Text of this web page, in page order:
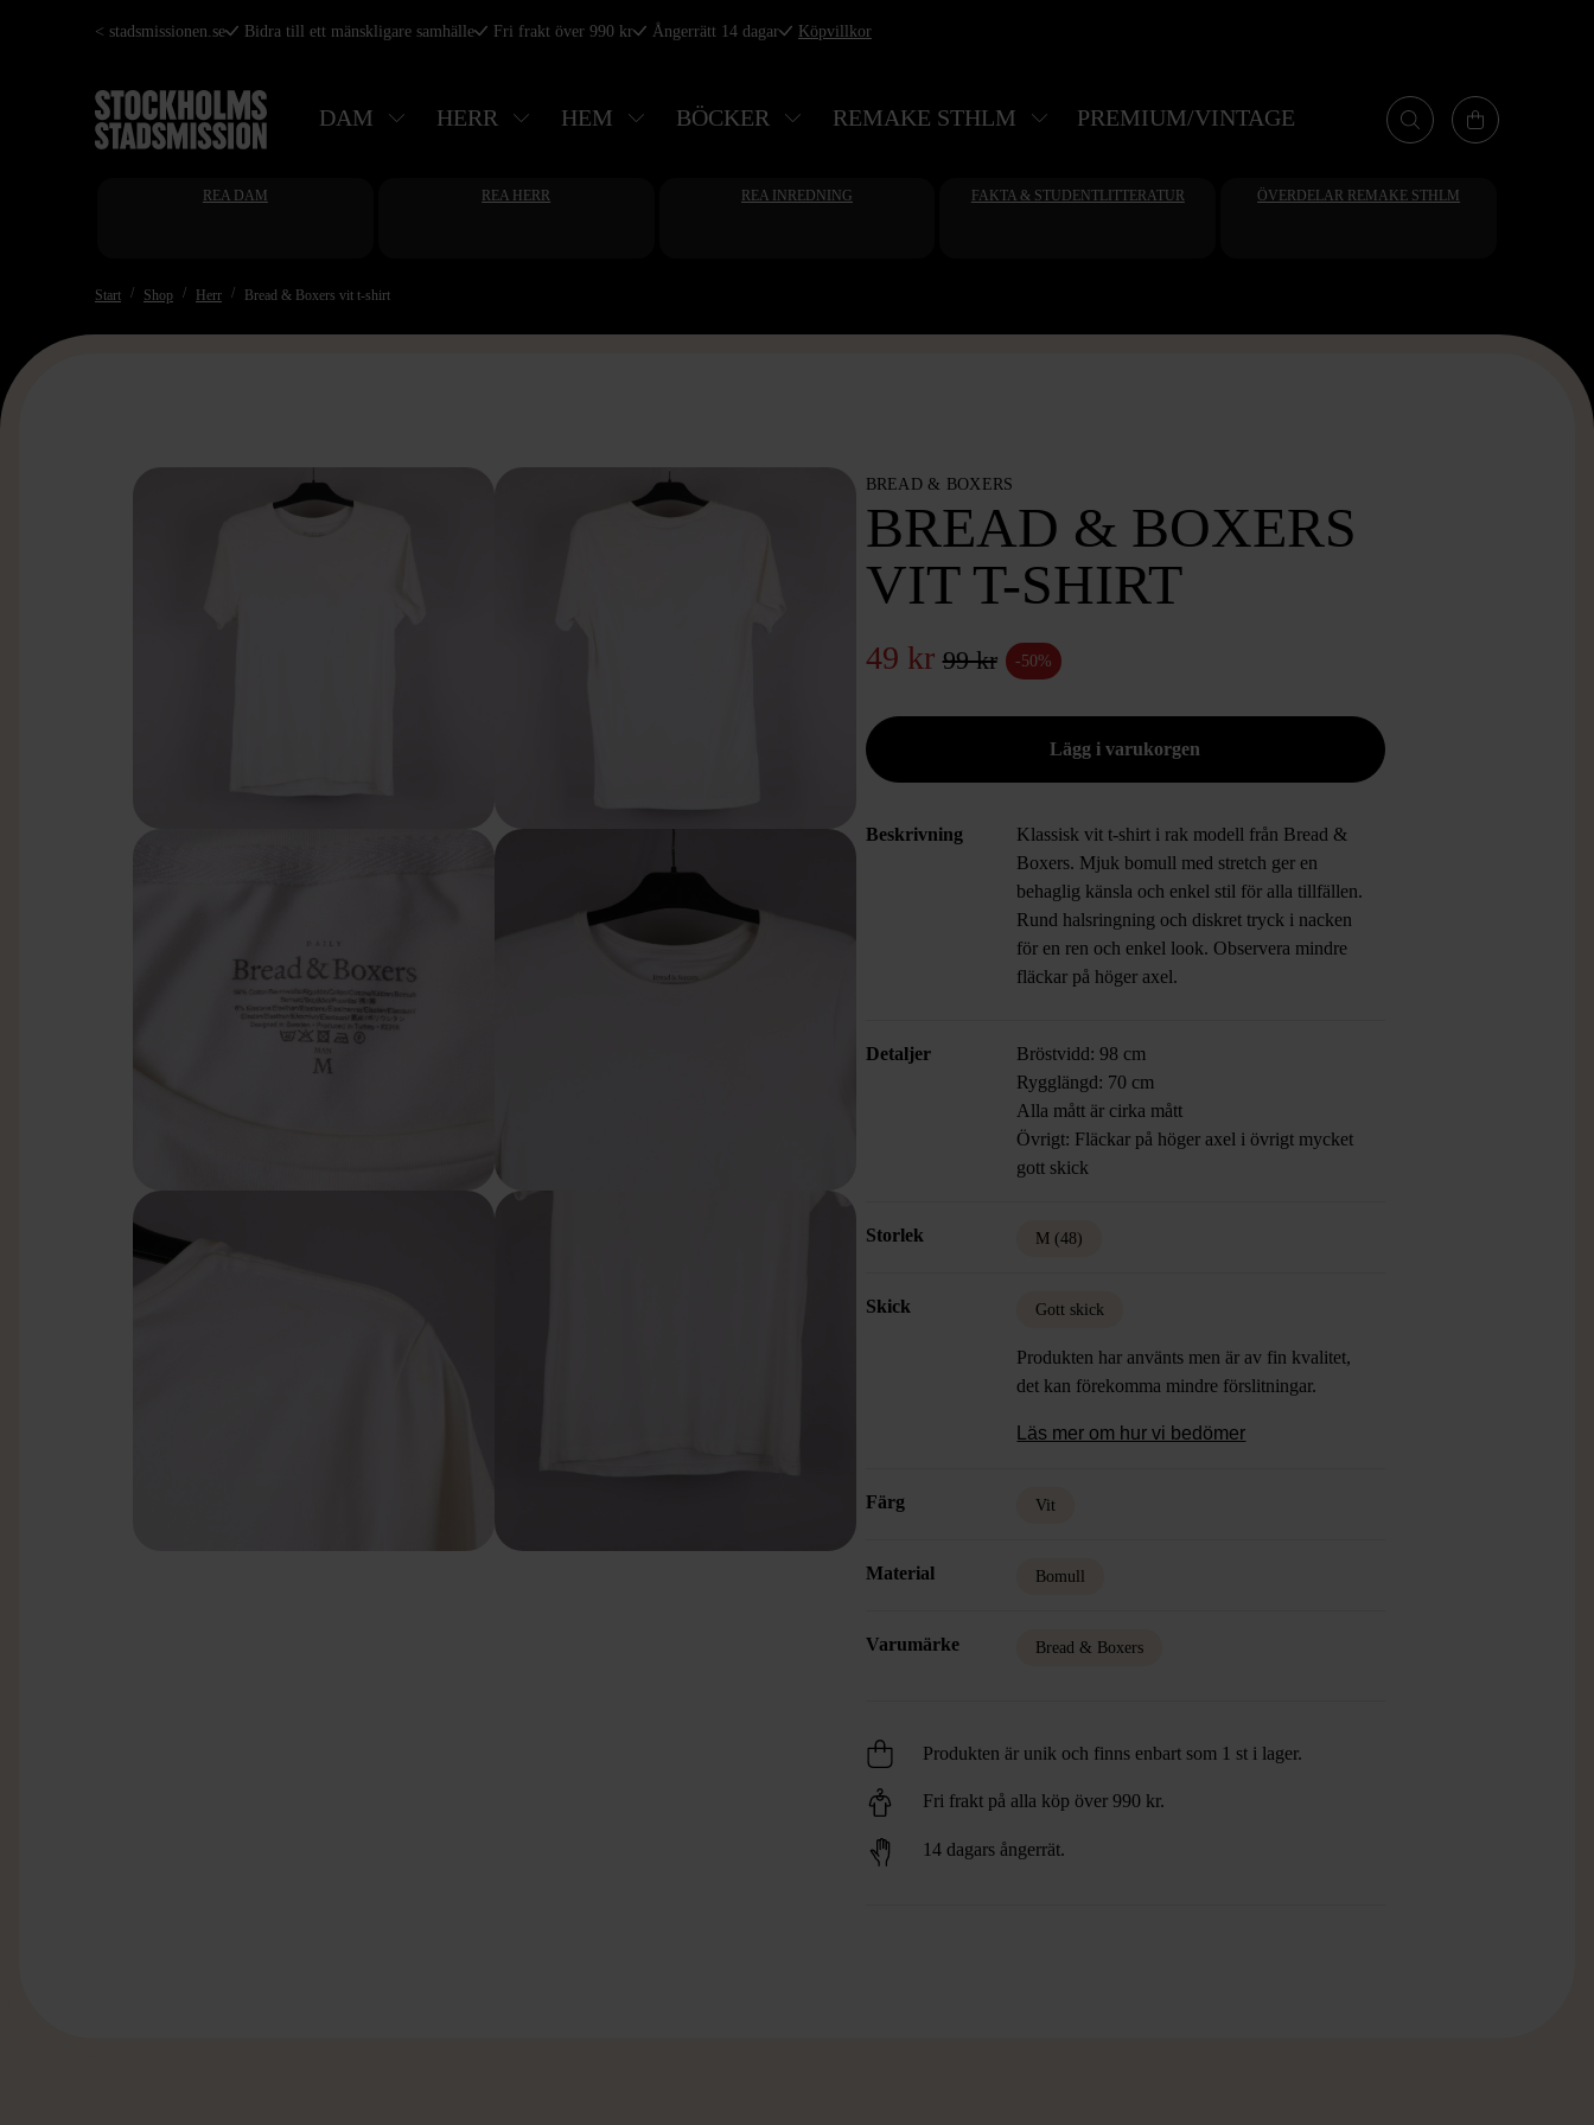
Hoppa
huvudinnehåll
< stadsmissionen.se Bidra till ett mänskligare samhälle Fri frakt över 990 kr Ångerrätt 14 dagar Köpvillkor
DAM HERR HEM BÖCKER REMAKE STHLM PREMIUM/VINTAGE
REA DAM REA HERR REA INREDNING FAKTA & STUDENTLITTERATUR ÖVERDELAR REMAKE STHLM
Start Shop Herr Bread & Boxers vit t-shirt
BREAD & BOXERS
BREAD & BOXERS
VIT T-SHIRT
49 kr 99 kr -50%
Beskrivning
Klassisk vit t-shirt i rak modell från Bread &
Boxers. Mjuk bomull med stretch ger en
behaglig känsla och enkel stil för alla tillfällen.
Rund halsringning och diskret tryck i nacken
för en ren och enkel look. Observera mindre
fläckar på höger axel.
Detaljer
Bröstvidd: 98 cm
Rygglängd: 70 cm
Alla mått är cirka mått
Övrigt: Fläckar på höger axel i övrigt mycket
gott skick
Storlek M (48)
Skick Gott skick
Produkten har använts men är av fin kvalitet,
det kan förekomma mindre förslitningar.
Läs mer om hur vi bedömer
Färg Vit
Material Bomull
Varumärke Bread & Boxers
Produkten är unik och finns enbart som 1 st i lager.
Fri frakt på alla köp över 990 kr.
14 dagars ångerrät.